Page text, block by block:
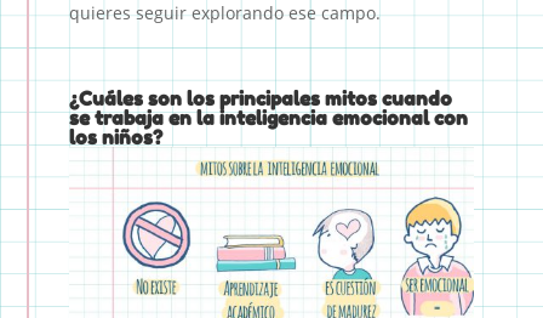
quieres seguir explorando ese campo.
¿Cuáles son los principales mitos cuando
se trabaja en la inteligencia emocional con
los niños?